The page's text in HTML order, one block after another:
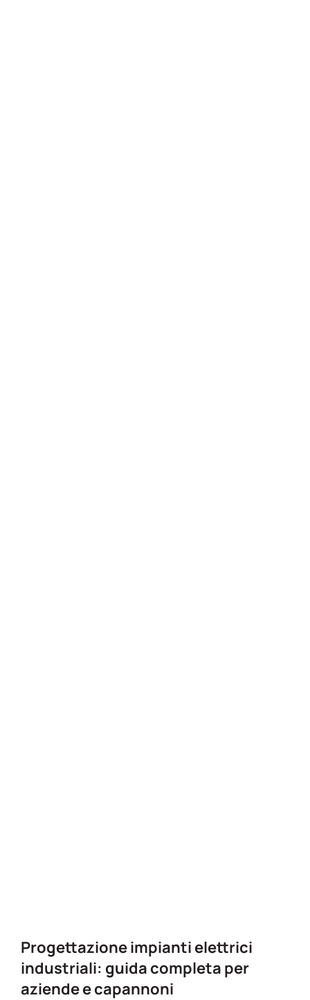
Progettazione impianti elettrici
industriali: guida completa per
aziende e capannoni